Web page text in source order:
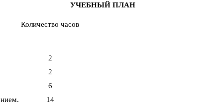
УЧЕБНЫЙ ПЛАН
Количество часов
2
2
6
14